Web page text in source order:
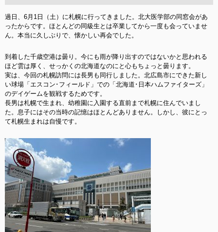
過日、6月1日（土）に札幌に行ってきました。北大医学部の同窓会があ
ったからです。ほとんどの同級生とは卒業してから一度も会っていませ
ん。本当に久しぶりで、懐かしい再会でした。
到着した千歳空港は曇り。今にも雨が降り出すのではないかと思われる
ほど雲は厚く、せっかくの北海道なのにと心もちょっと曇ります。
実は、今回の札幌訪問には長男も同行しました。北広島市にできた新し
い球場「エスコン･フィールド」での「北海道･日本ハムファイターズ」
のデイゲームを観戦するためです。
長男は札幌で生まれ、幼稚園に入園する直前まで札幌に住んでいまし
た。息子にはその当時の記憶はほとんどありません。しかし、彼にとっ
て札幌生まれは自慢です。